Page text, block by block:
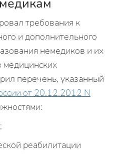
требования к
и дополнительного
немедиков и их
перечень, указанный
от 20.12.2012 N
реабилитации